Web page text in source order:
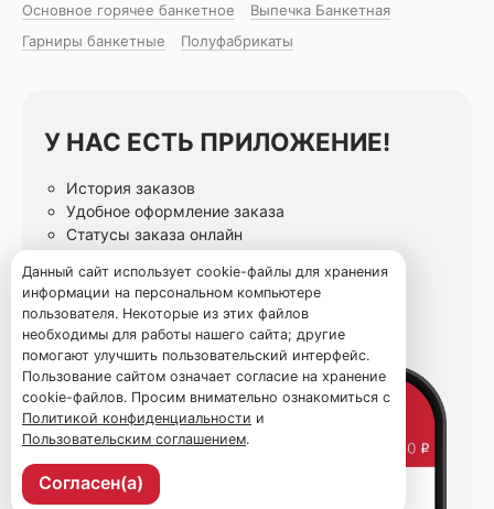
Основное горячее банкетное
Выпечка Банкетная
Гарниры банкетные
Полуфабрикаты
У НАС ЕСТЬ ПРИЛОЖЕНИЕ!
История заказов
Удобное оформление заказа
Статусы заказа онлайн
Данный сайт использует cookie-файлы для хранения
информации на персональном компьютере
пользователя. Некоторые из этих файлов
необходимы для работы нашего сайта; другие
помогают улучшить пользовательский интерфейс.
Пользование сайтом означает согласие на хранение
cookie-файлов. Просим внимательно ознакомиться с
Политикой конфиденциальности и
Пользовательским соглашением.
Согласен(а)